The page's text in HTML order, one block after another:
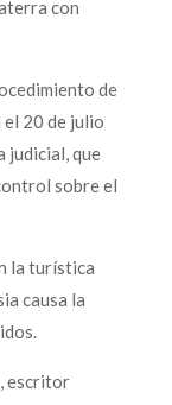
con
de
20 de julio
judicial, que
sobre el
la turística
causa la
escritor